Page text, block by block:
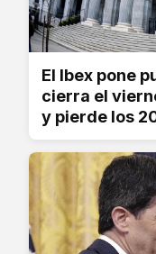
El Ibex pone
cierra el
y pierde los